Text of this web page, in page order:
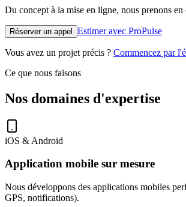
Du concept à la mise en ligne, nous prenons
Réserver un appel Estimer avec ProPulse
Vous avez un projet précis ? Commencez par
Ce que nous faisons
Nos domaines d'expertise
iOS & Android
Application mobile sur mesure
Nous développons des applications mobiles
GPS, notifications).